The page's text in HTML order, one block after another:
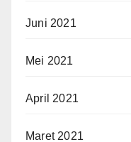
Juni 2021
Mei 2021
April 2021
Maret 2021